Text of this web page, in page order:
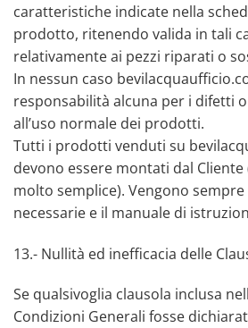
caratteristiche indicate nella
prodotto, ritenendo valida in tali
relativamente ai pezzi riparati o
In nessun caso
responsabilità alcuna per i difetti
all’uso normale dei prodotti.
Tutti i prodotti venduti su
devono essere montati dal
molto semplice). Vengono
necessarie e il manuale di
13.- Nullità ed inefficacia delle
Se qualsivoglia clausola inclusa
Condizioni Generali fosse